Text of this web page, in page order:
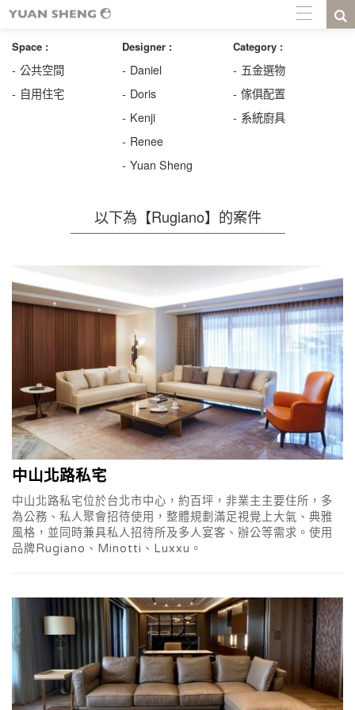
Space :
公共空間
自用住宅
Designer :
Daniel
Doris
Kenji
Renee
Yuan Sheng
Category :
五金選物
傢俱配置
系統廚具
以下為【Rugiano】的案件
中山北路私宅
中山北路私宅位於台北市中心，約百坪，非業主主要住所，多
為公務、私人聚會招待使用，整體規劃滿足視覺上大氣、典雅
風格，並同時兼具私人招待所及多人宴客、辦公等需求。使用
品牌Rugiano、Minotti、Luxxu。